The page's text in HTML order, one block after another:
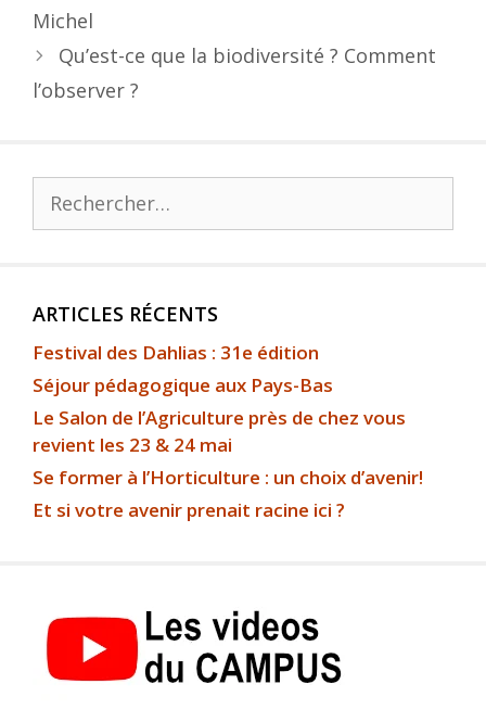
Michel
Qu’est-ce que la biodiversité ? Comment
l’observer ?
ARTICLES RÉCENTS
Festival des Dahlias : 31e édition
Séjour pédagogique aux Pays-Bas
Le Salon de l’Agriculture près de chez vous
revient les 23 & 24 mai
Se former à l’Horticulture : un choix d’avenir!
Et si votre avenir prenait racine ici ?